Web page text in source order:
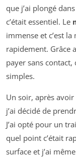
que j’ai plongé
c’était essentiel. Le
immense et c’est
rapidement. Grâce
payer sans
simples.
Un soir, après
j’ai décidé de
J’ai opté pour un
quel point c’était
surface et j’ai